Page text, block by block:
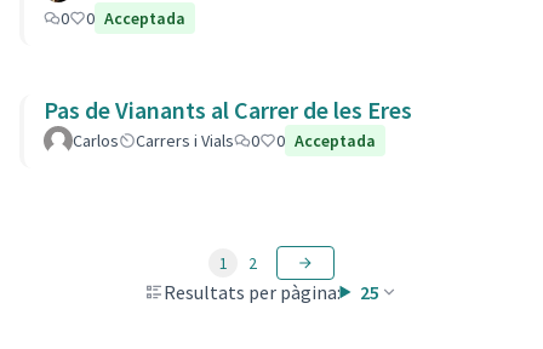
0
0 Acceptada
Pas de Vianants al Carrer de les Eres
Carlos Carrers i Vials 0 0 Acceptada
Resultats per pàgina: 25
1 2